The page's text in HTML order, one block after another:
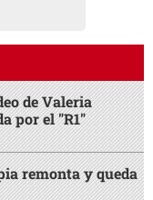
de Valeria
por el "R1"
remonta y queda